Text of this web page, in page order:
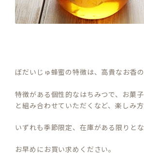
ぼだいじゅ蜂蜜の特徴は、高貴なお香の
特徴がある個性的なはちみつで、お菓
と組み合わせていただくなど、楽しみ方
いずれも季節限定、在庫がある限りとな
お早めにお買い求めください。